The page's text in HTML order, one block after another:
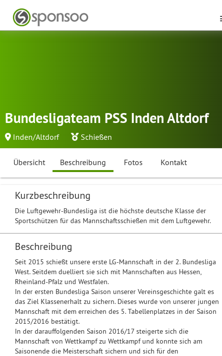
Bundesligateam PSS Inden Altdorf
Inden/Altdorf Schießen
Übersicht Beschreibung Fotos Kontakt
Kurzbeschreibung
Die Luftgewehr-Bundesliga ist die höchste deutsche Klasse der
Sportschützen für das Mannschaftsschießen mit dem Luftgewehr.
Beschreibung
Seit 2015 schießt unsere erste LG-Mannschaft in der 2. Bundesliga
West. Seitdem duelliert sie sich mit Mannschaften aus Hessen,
Rheinland-Pfalz und Westfalen.
In der ersten Bundesliga Saison unserer Vereinsgeschichte galt es
das Ziel Klassenerhalt zu sichern. Dieses wurde von unserer jungen
Mannschaft mit dem erreichen des 5. Tabellenplatzes in der Saison
2015/2016 bestätigt.
In der darauffolgenden Saison 2016/17 steigerte sich die
Mannschaft von Wettkampf zu Wettkampf und konnte sich am
Saisonende die Meisterschaft sichern und sich für den